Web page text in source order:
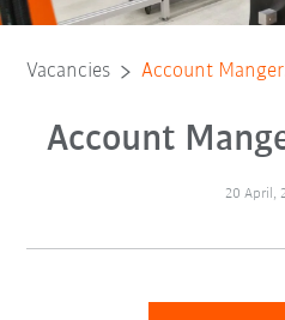
Vacancies Account
Account
20 April,